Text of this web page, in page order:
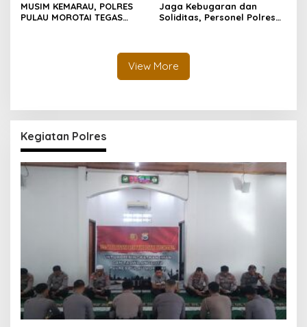
MUSIM KEMARAU, POLRES
PULAU MOROTAI TEGAS
Jaga Kebugaran dan
Soliditas, Personel Polres
View More
Kegiatan Polres